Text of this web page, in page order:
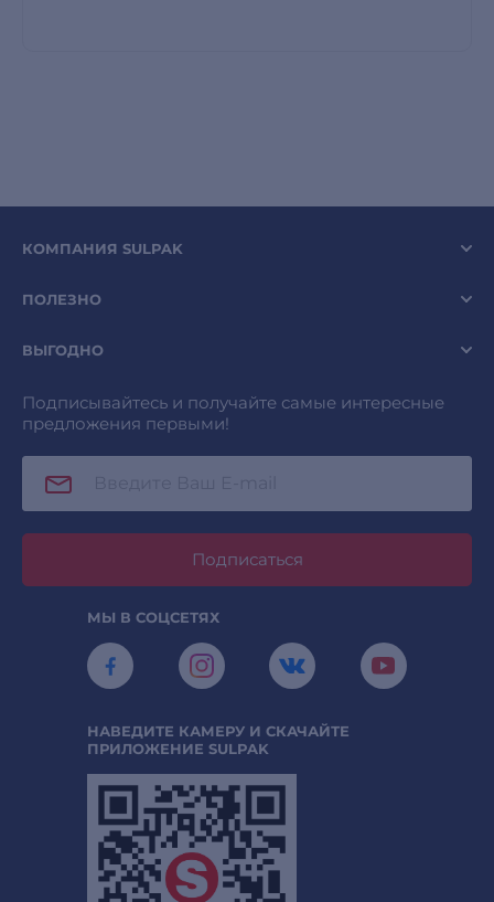
КОМПАНИЯ SULPAK
ПОЛЕЗНО
ВЫГОДНО
Подписывайтесь и получайте самые интересные
предложения первыми!
Подписаться
МЫ В СОЦСЕТЯХ
НАВЕДИТЕ КАМЕРУ И СКАЧАЙТЕ
ПРИЛОЖЕНИЕ SULPAK